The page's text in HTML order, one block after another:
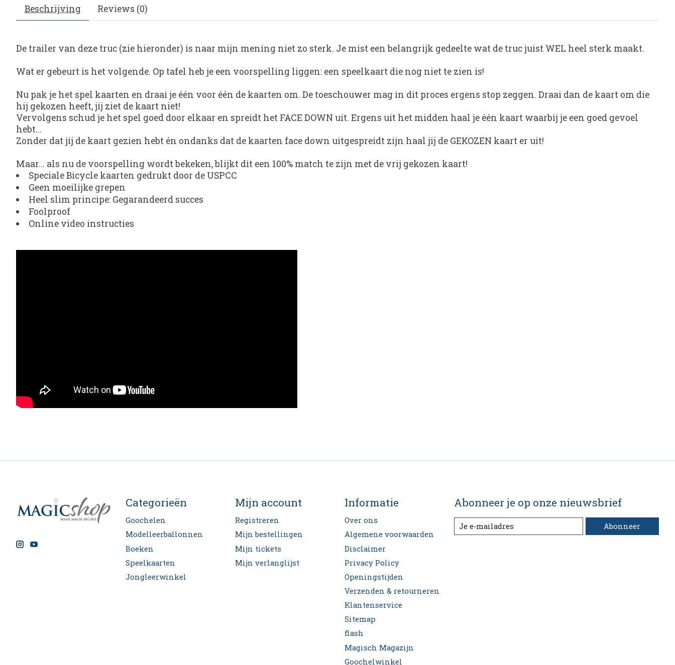
Beschrijving Reviews (0)
De trailer van deze truc (zie hieronder) is naar mijn mening niet zo sterk. Je mist een belangrijk gedeelte wat de truc juist WEL heel sterk maakt.
Wat er gebeurt is het volgende. Op tafel heb je een voorspelling liggen: een speelkaart die nog niet te zien is!
Nu pak je het spel kaarten en draai je één voor één de kaarten om. De toeschouwer mag in dit proces ergens stop zeggen. Draai dan de kaart om die
hij gekozen heeft, jij ziet de kaart niet!
Vervolgens schud je het spel goed door elkaar en spreidt het FACE DOWN uit. Ergens uit het midden haal je één kaart waarbij je een goed gevoel
hebt...
Zonder dat jij de kaart gezien hebt én ondanks dat de kaarten face down uitgespreidt zijn haal jij de GEKOZEN kaart er uit!
Maar... als nu de voorspelling wordt bekeken, blijkt dit een 100% match te zijn met de vrij gekozen kaart!
Speciale Bicycle kaarten gedrukt door de USPCC
Geen moeilijke grepen
Heel slim principe: Gegarandeerd succes
Foolproof
Online video instructies
Categorieën
Goochelen
Modelleerballonnen
Boeken
Speelkaarten
Jongleerwinkel
Mijn account
Registreren
Mijn bestellingen
Mijn tickets
Mijn verlanglijst
Informatie
Over ons
Algemene voorwaarden
Disclaimer
Privacy Policy
Openingstijden
Verzenden & retourneren
Klantenservice
Sitemap
flash
Magisch Magazijn
Goochelwinkel
Abonneer je op onze nieuwsbrief
Abonneer